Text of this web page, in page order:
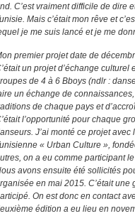
C’est vraiment difficile de dire
Mais c’était mon rêve et
je me suis lancé et je me
premier projet date de
un projet d’échange
de 4 à 6 Bboys (ndlr :
un échange de
de chaque pays et
l’opportunité pour chaque
J’ai monté ce projet avec
« Urban Culture »,
on a eu comme participant
avons ensuite été sollicités
en mai 2015. C’était
On est donc en contact
édition a eu lieu en